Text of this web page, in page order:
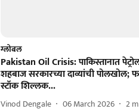
ग्लोबल
Pakistan Oil Crisis: पाकिस्तानात
शहबाज सरकारच्या दाव्यांची पोलखोल;
स्टॉक शिल्लक...
Vinod Dengale 06 March 2026 2